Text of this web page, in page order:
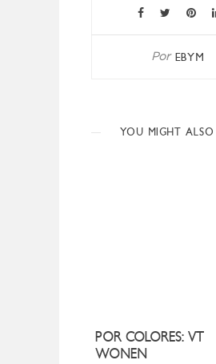
Por EBYM
YOU MIGHT ALSO
POR COLORES: VT
WONEN